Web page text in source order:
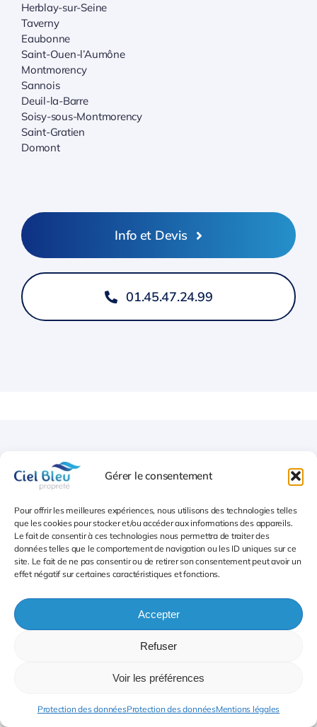
Gérer le consentement
Pour offrir les meilleures expériences, nous utilisons des technologies telles
que les cookies pour stocker et/ou accéder aux informations des appareils.
Le fait de consentir à ces technologies nous permettra de traiter des
données telles que le comportement de navigation ou les ID uniques sur ce
site. Le fait de ne pas consentir ou de retirer son consentement peut avoir un
effet négatif sur certaines caractéristiques et fonctions.
Accepter
Refuser
Voir les préférences
Protection des donnéesProtection des donnéesMentions légales
Herblay-sur-Seine
Taverny
Eaubonne
Saint-Ouen-l’Aumône
Montmorency
Sannois
Deuil-la-Barre
Soisy-sous-Montmorency
Saint-Gratien
Domont
Info et Devis
01.45.47.24.99
Île-de-France – Sud – Sud-Est
Nos zones
d’intervention en Île
de France, Sud et
Grâce à nos agences Ciel Bleu couvre :